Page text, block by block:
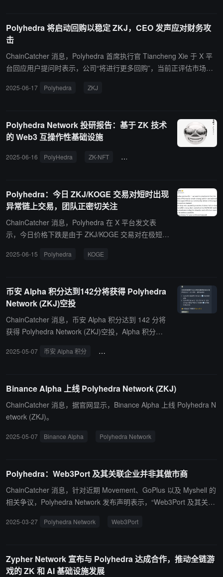
的 SP（质押力）份额计算。 Polyhedra 的未来产品包括 ZKML（零
知识机器学习）、Regulatable Privacy-Stablecoin 和 Dark Pool
等。这些项目旨在提供可验证的 AI 系统、隐私保护的去中心化稳定
币系统和保护隐私的去中心化交易所协议等。
Polyhedra 将启动回购以稳定 ZKJ，CEO 发声应对财务攻
击
ChainCatcher 消息，Polyhedra 首席执行官 Tiancheng Xie 于 X 平
台回应用户提问时表示，公司“将进行更多回购”，当前正评估市场状
2025-06-17 Polyhedra ZKJ
Polyhedra Network 投研报告：基于 ZK 技术
的 Web3 互操作性基础设施
2025-06-16 PolyHedra ZK-NFT DeFi 协议
Polyhedra：今日 ZKJ/KOGE 交易对短时出现
异常链上交易，团队正密切关注
ChainCatcher 消息，Polyhedra 在 X 平台发文表
示，今日价格下跌是由于 ZKJ/KOGE 交易对在极短时
关注情况，并将尽快分享更多信息。 但希望强调的
2025-06-15 Polyhedra KOGE
币安 Alpha 积分达到142分将获得 Polyhedra
Network (ZKJ)空投
ChainCatcher 消息，币安 Alpha 积分达到 142 分将
获得 Polyhedra Network (ZKJ)空投，Alpha 积分在 6
获得幸运空投。
2025-05-07 币安 Alpha 积分 Polyhedra Network空投
Binance Alpha 上线 Polyhedra Network (ZKJ)
ChainCatcher 消息，据官网显示，Binance Alpha 上线 Polyhedra N
etwork (ZKJ)。
2025-05-07 Binance Alpha Polyhedra Network
Polyhedra：Web3Port 及其关联企业并非其做市商
ChainCatcher 消息，针对近期 Movement、GoPlus 以及 Myshell 的
相关争议，Polyhedra Network 发布声明表示，“Web3Port 及其关联
作，也不会在未来使用此类企业提供做市服务。”
2025-03-27 Polyhedra Network Web3Port
Zypher Network 宣布与 Polyhedra 达成合作，推动全链游
戏的 ZK 和 AI 基础设施发展